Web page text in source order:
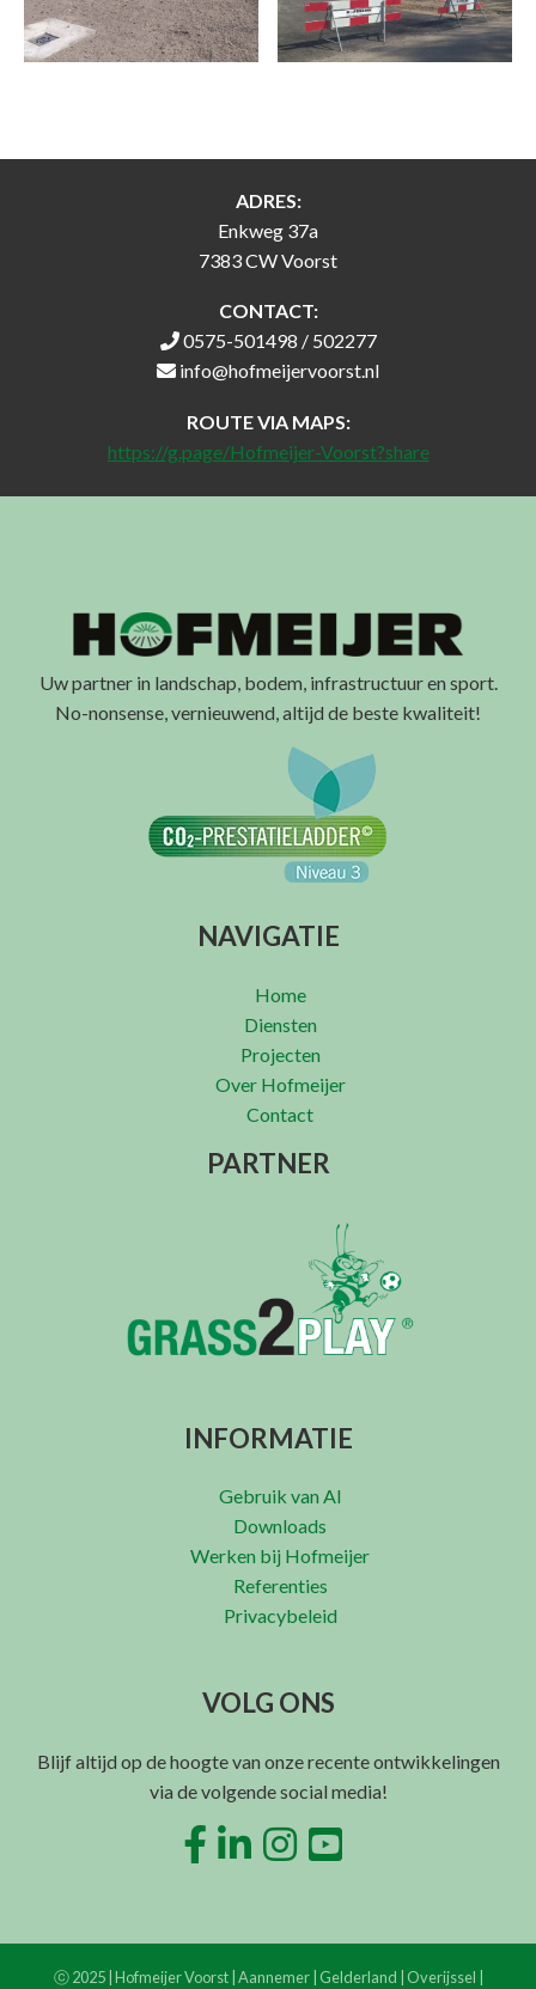
ADRES:
Enkweg 37a
7383 CW Voorst
CONTACT:
0575-501498 / 502277
info@hofmeijervoorst.nl
ROUTE VIA MAPS:
https://g.page/Hofmeijer-Voorst?share
Uw partner in landschap, bodem, infrastructuur en sport.
No-nonsense, vernieuwend, altijd de beste kwaliteit!
NAVIGATIE
Home
Diensten
Projecten
Over Hofmeijer
Contact
PARTNER
INFORMATIE
Gebruik van AI
Downloads
Werken bij Hofmeijer
Referenties
Privacybeleid
VOLG ONS
Blijf altijd op de hoogte van onze recente ontwikkelingen
via de volgende social media!
ⓒ 2025 | Hofmeijer Voorst | Aannemer | Gelderland | Overijssel |